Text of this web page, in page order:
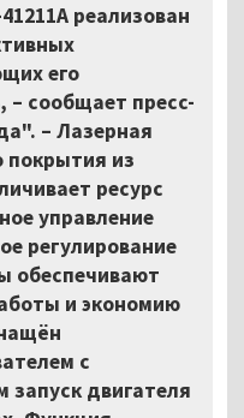
реализован
его
– сообщает пресс-
– Лазерная
покрытия из
ресурс
управление
регулирование
обеспечивают
и экономию
с
двигателя